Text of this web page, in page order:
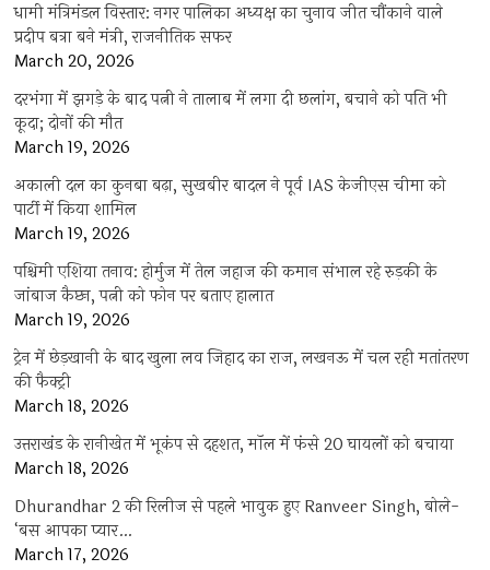
धामी मंत्रिमंडल विस्तार: नगर पालिका अध्यक्ष का चुनाव जीत चौंकाने वाले
प्रदीप बत्रा बने मंत्री, राजनीतिक सफर
March 20, 2026
दरभंगा में झगड़े के बाद पत्नी ने तालाब में लगा दी छलांग, बचाने को पति भी
कूदा; दोनों की मौत
March 19, 2026
अकाली दल का कुनबा बढ़ा, सुखबीर बादल ने पूर्व IAS केजीएस चीमा को
पार्टी में किया शामिल
March 19, 2026
पश्चिमी एशिया तनाव: होर्मुज में तेल जहाज की कमान संभाल रहे रुड़की के
जांबाज कैप्टन, पत्नी को फोन पर बताए हालात
March 19, 2026
ट्रेन में छेड़खानी के बाद खुला लव जिहाद का राज, लखनऊ में चल रही मतांतरण
की फैक्ट्री
March 18, 2026
उत्तराखंड के रानीखेत में भूकंप से दहशत, मॉल में फंसे 20 घायलों को बचाया
March 18, 2026
Dhurandhar 2 की रिलीज से पहले भावुक हुए Ranveer Singh, बोले-
‘बस आपका प्यार…
March 17, 2026